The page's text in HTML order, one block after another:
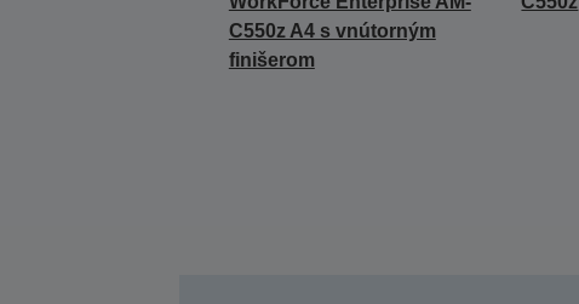
C550z A4 s vnútorným
finišerom